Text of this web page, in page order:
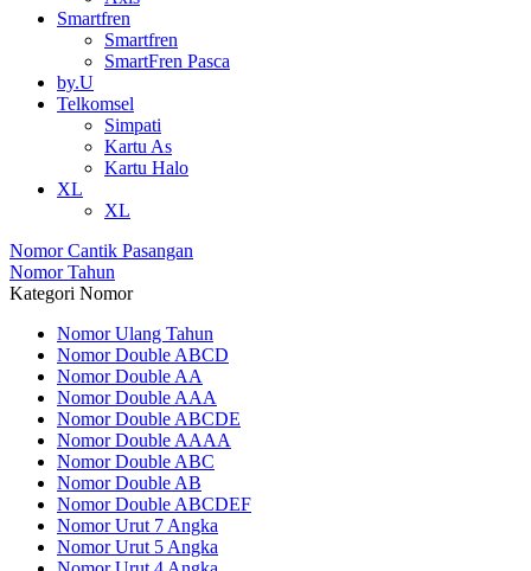
Smartfren
Smartfren
SmartFren Pasca
by.U
Telkomsel
Simpati
Kartu As
Kartu Halo
XL
XL
Nomor Cantik Pasangan
Nomor Tahun
Kategori Nomor
Nomor Ulang Tahun
Nomor Double ABCD
Nomor Double AA
Nomor Double AAA
Nomor Double ABCDE
Nomor Double AAAA
Nomor Double ABC
Nomor Double AB
Nomor Double ABCDEF
Nomor Urut 7 Angka
Nomor Urut 5 Angka